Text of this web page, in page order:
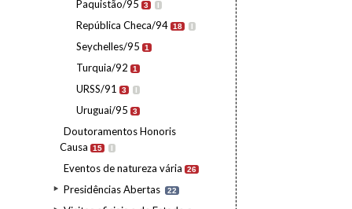
Paquistão/95 3 I
República Checa/94 18 I
Seychelles/95 1
Turquia/92 1
URSS/91 3 I
Uruguai/95 3
Doutoramentos Honoris
Causa
15 I
Eventos de natureza vária 26
Presidências Abertas 22